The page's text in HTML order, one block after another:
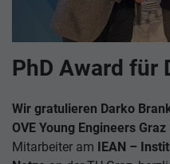
PhD Award für
Wir gratulieren Darko
OVE Young Engineers Graz
Mitarbeiter am IEAN –